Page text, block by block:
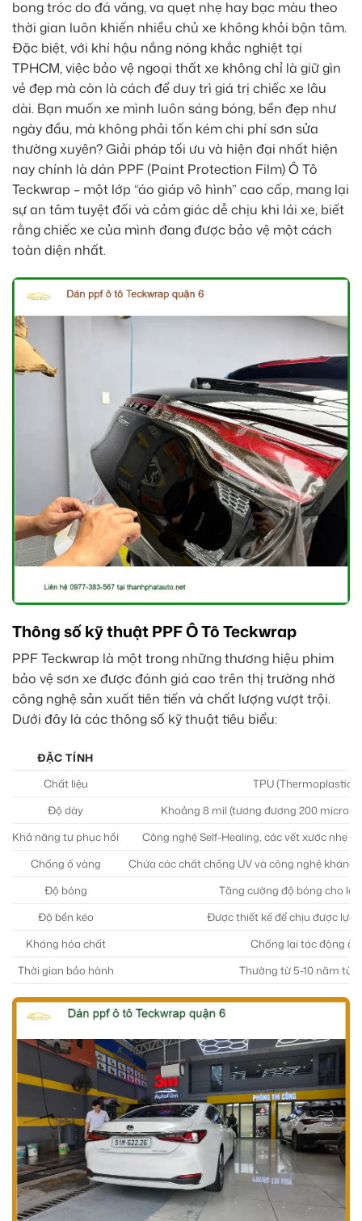
bong tróc do đá văng, va quẹt nhẹ hay bạc màu theo
thời gian luôn khiến nhiều chủ xe không khỏi bận tâm.
Đặc biệt, với khí hậu nắng nóng khắc nghiệt tại
TPHCM, việc bảo vệ ngoại thất xe không chỉ là giữ gìn
vẻ đẹp mà còn là cách để duy trì giá trị chiếc xe lâu
dài. Bạn muốn xe mình luôn sáng bóng, bền đẹp như
ngày đầu, mà không phải tốn kém chi phí sơn sửa
thường xuyên? Giải pháp tối ưu và hiện đại nhất hiện
nay chính là dán PPF (Paint Protection Film) Ô Tô
Teckwrap – một lớp “áo giáp vô hình” cao cấp, mang lại
sự an tâm tuyệt đối và cảm giác dễ chịu khi lái xe, biết
rằng chiếc xe của mình đang được bảo vệ một cách
toàn diện nhất.
Thông số kỹ thuật PPF Ô Tô Teckwrap
PPF Teckwrap là một trong những thương hiệu phim
bảo vệ sơn xe được đánh giá cao trên thị trường nhờ
công nghệ sản xuất tiên tiến và chất lượng vượt trội.
Dưới đây là các thông số kỹ thuật tiêu biểu:
ĐẶC TÍNH
Chất liệu
TPU (Thermoplastic
Độ dày
Khoảng 8 mil (tương đương 200
Khả năng tự phục hồi
Công nghệ Self-Healing, các vết xước nhẹ
Chống ố vàng
Chứa các chất chống UV và công nghệ
Độ bóng
Tăng cường độ bóng cho
Độ bền kéo
Được thiết kế để chịu được lực
Kháng hóa chất
Chống lại tác động
Thời gian bảo hành
Thường từ 5-10 năm